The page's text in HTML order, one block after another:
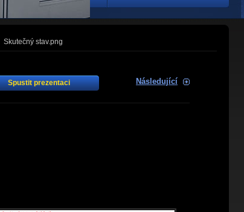
Skutečný stav.png
Spustit prezentaci Následující